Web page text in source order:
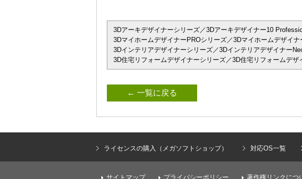
3Dアーキデザイナーシリーズ／3Dアーキデザイナー10
3DマイホームデザイナーPROシリーズ／3Dマイホームデザイ
3Dインテリアデザイナーシリーズ／3Dインテリアデザイナー
3D住宅リフォームデザイナーシリーズ／3D住宅リフォームデ
← 一覧に戻る
ライセンスの購入（メガソフトショップ） 対応OS一覧
サイトマップ プライバシーポリシー 著作権リンクにつ